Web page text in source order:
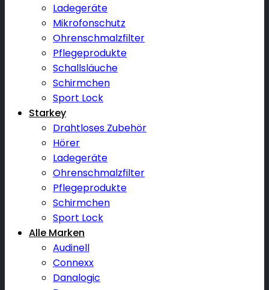
Ladegeräte
Mikrofonschutz
Ohrenschmalzfilter
Pflegeprodukte
Schallsläuche
Schirmchen
Sport Lock
Starkey
Drahtloses Zubehör
Hörer
Ladegeräte
Ohrenschmalzfilter
Pflegeprodukte
Schirmchen
Sport Lock
Alle Marken
Audinell
Connexx
Danalogic